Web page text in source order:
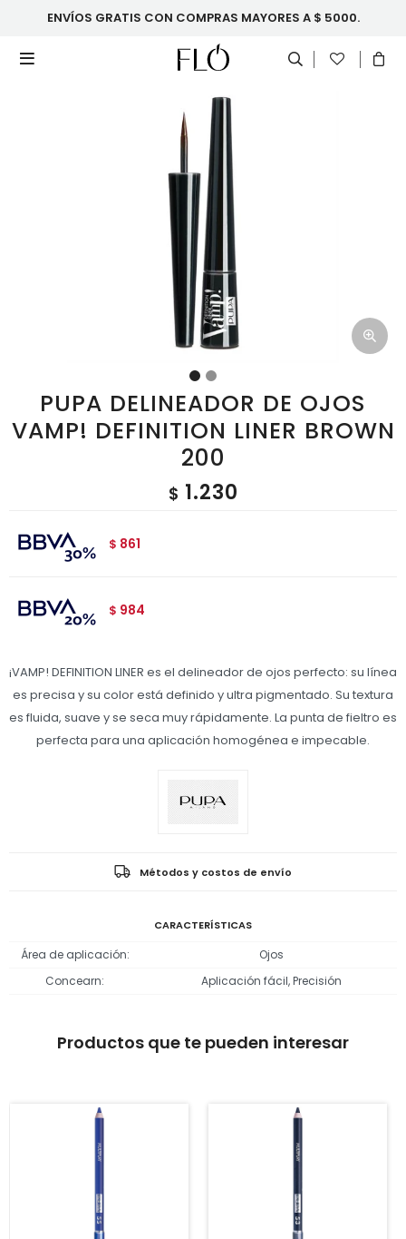
ENVÍOS GRATIS CON COMPRAS MAYORES A $ 5000.

PUPA DELINEADOR DE OJOS
VAMP! DEFINITION LINER BROWN
200
$ 1.230
$ 861
$ 984
¡VAMP! DEFINITION LINER es el delineador de ojos perfecto: su línea
es precisa y su color está definido y ultra pigmentado. Su textura
es fluida, suave y se seca muy rápidamente. La punta de fieltro es
perfecta para una aplicación homogénea e impecable.
Métodos y costos de envío
CARACTERÍSTICAS
Área de aplicación
Ojos
Concearn
Aplicación fácil, Precisión
Productos que te pueden interesar